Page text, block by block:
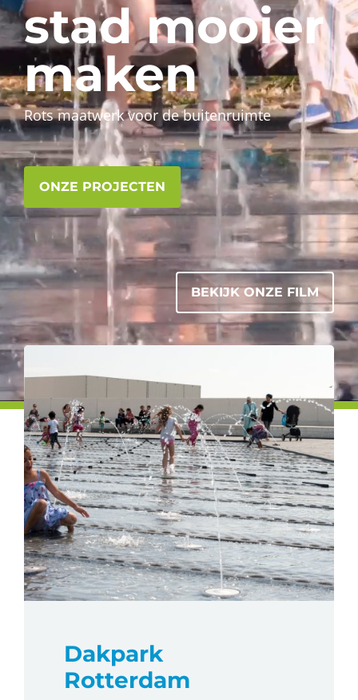
stad mooier
maken
Rots maatwerk voor de buitenruimte
ONZE PROJECTEN
BEKIJK ONZE FILM
Dakpark
Rotterdam